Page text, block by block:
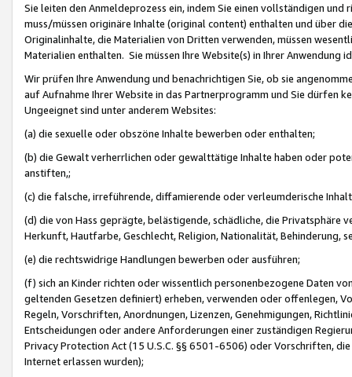
Sie leiten den Anmeldeprozess ein, indem Sie einen vollständigen
muss/müssen originäre Inhalte (original content) enthalten und über
Originalinhalte, die Materialien von Dritten verwenden, müssen
Materialien enthalten. Sie müssen Ihre Website(s) in Ihrer Anwendung
Wir prüfen Ihre Anwendung und benachrichtigen Sie, ob sie
auf Aufnahme Ihrer Website in das Partnerprogramm und Sie dürfen
Ungeeignet sind unter anderem Websites:
(a) die sexuelle oder obszöne Inhalte bewerben oder enthalten;
(b) die Gewalt verherrlichen oder gewalttätige Inhalte haben oder
anstiften,;
(c) die falsche, irreführende, diffamierende oder verleumderische
(d) die von Hass geprägte, belästigende, schädliche, die Privatsphäre
Herkunft, Hautfarbe, Geschlecht, Religion, Nationalität, Behinderung,
(e) die rechtswidrige Handlungen bewerben oder ausführen;
(f) sich an Kinder richten oder wissentlich personenbezogene Daten
geltenden Gesetzen definiert) erheben, verwenden oder offenlegen,
Regeln, Vorschriften, Anordnungen, Lizenzen, Genehmigungen,
Entscheidungen oder andere Anforderungen einer zuständigen
Privacy Protection Act (15 U.S.C. §§ 6501-6506) oder Vorschriften,
Internet erlassen wurden);